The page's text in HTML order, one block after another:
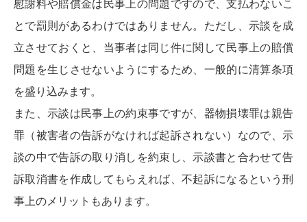
慰謝料や賠償金は民事上の問題ですので、支払わないこ
とで罰則があるわけではありません。ただし、示談を成
立させておくと、当事者は同じ件に関して民事上の賠償
問題を生じさせないようにするため、一般的に清算条項
を盛り込みます。
また、示談は民事上の約束事ですが、器物損壊罪は親告
罪（被害者の告訴がなければ起訴されない）なので、示
談の中で告訴の取り消しを約束し、示談書と合わせて告
訴取消書を作成してもらえれば、不起訴になるという刑
事上のメリットもあります。